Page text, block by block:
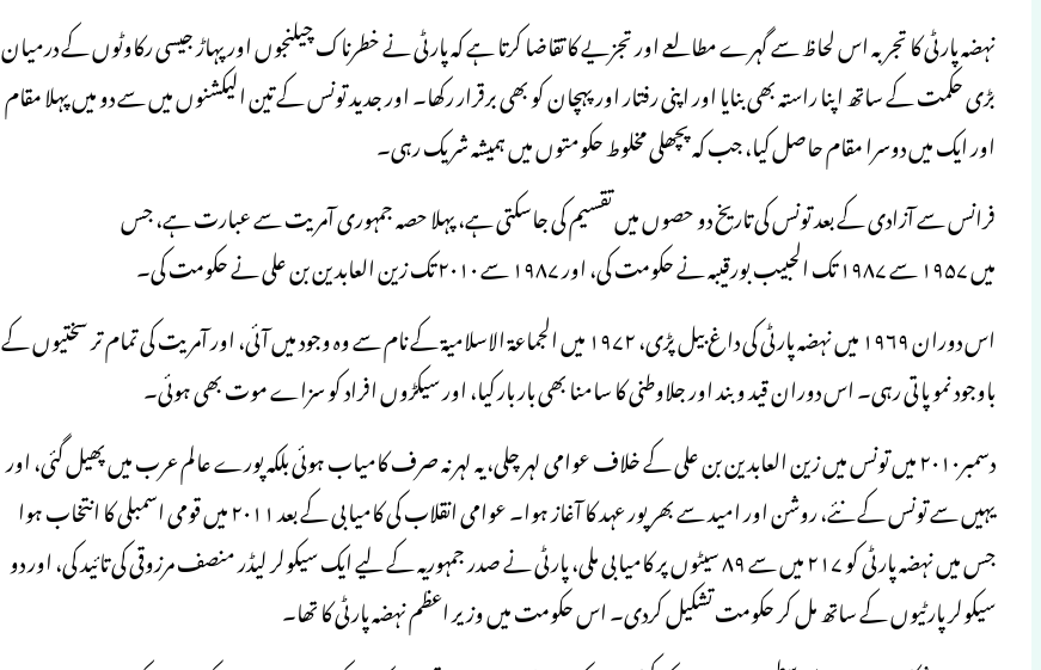
نہضہ پارٹی کا تجربہ اس لحاظ سے گہرے مطالعے اور تجزیے کا تقاضا کرتا ہے کہ پارٹی نے خطرناک چیلنجوں اور پہاڑ جیسی رکاوٹوں کے درمیان
بڑی حکمت کے ساتھ اپنا راستہ بھی بنایا اور اپنی رفتار اور پہچان کو بھی برقرار رکھا۔ اور جدید تونس کے تین الیکشنوں میں سے دو میں پہلا مقام
اور ایک میں دوسرا مقام حاصل کیا، جب کہ پچھلی مخلوط حکومتوں میں ہمیشہ شریک رہی۔
فرانس سے آزادی کے بعد تونس کی تاریخ دو حصوں میں تقسیم کی جاسکتی ہے، پہلا حصہ جمہوری آمریت سے عبارت ہے، جس
میں ۱۹۵۷ سے ۱۹۸۷ تک الحبیب بورقیبہ نے حکومت کی، اور ۱۹۸۷ سے ۲۰۱۰ تک زین العابدین بن علی نے حکومت کی۔
اس دوران ۱۹۶۹ میں نہضہ پارٹی کی داغ بیل پڑی، ۱۹۷۲ میں الجماعۃ الاسلامیۃ کے نام سے وہ وجود میں آئی، اور آمریت کی تمام تر سختیوں کے
باوجود نمو پاتی رہی۔ اس دوران قید وبند اور جلاوطنی کا سامنا بھی بار بار کیا، اور سیکڑوں افراد کو سزاے موت بھی ہوئی۔
دسمبر۲۰۱۰ میں تونس میں زین العابدین بن علی کے خلاف عوامی لہر چلی، یہ لہر نہ صرف کامیاب ہوئی بلکہ پورے عالم عرب میں پھیل گئی، اور
یہیں سے تونس کے نئے، روشن اور امید سے بھرپور عہد کا آغاز ہوا۔ عوامی انقلاب کی کامیابی کے بعد ۲۰۱۱ میں قومی اسمبلی کا انتخاب ہوا
جس میں نہضہ پارٹی کو ۲۱۷ میں سے ۸۹ سیٹوں پر کامیابی ملی، پارٹی نے صدر جمہوریہ کے لیے ایک سیکولر لیڈر منصف مرزوقی کی تائید کی، اور دو
سیکولر پارٹیوں کے ساتھ مل کر حکومت تشکیل کردی۔ اس حکومت میں وزیر اعظم نہضہ پارٹی کا تھا۔